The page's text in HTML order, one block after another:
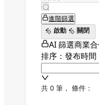
進階篩選
啟動
關閉
AI 篩選商業
排序：發布時間
共 0 筆 ， 條件：